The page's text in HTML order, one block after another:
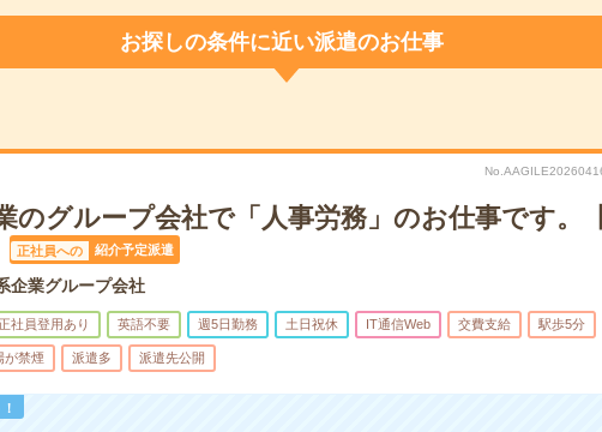
お探しの条件に近い派遣のお仕事
のグループ会社で「人事労務」のお仕事です。
正社員への 紹介予定派遣
企業グループ会社
社員登用あり 英語不要 週5日勤務 土日祝休 IT通信Web 交費支給 駅歩5分
が禁煙 派遣多 派遣先公開